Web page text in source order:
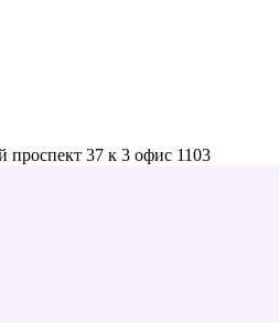
проспект 37 к 3 офис 1103